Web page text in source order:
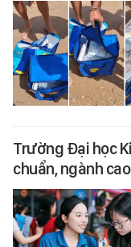
Trường Đại học
chuẩn, ngành